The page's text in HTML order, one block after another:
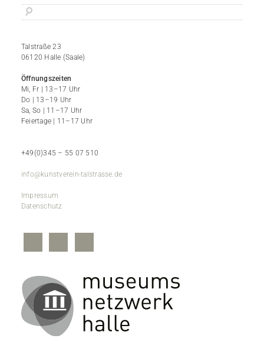
Talstraße 23
06120 Halle (Saale)
Öffnungszeiten
Mi, Fr | 13–17 Uhr
Do | 13–19 Uhr
Sa, So | 11–17 Uhr
Feiertage | 11–17 Uhr
+49(0)345 – 55 07 510
info@kunstverein-talstrasse.de
Impressum
Datenschutz